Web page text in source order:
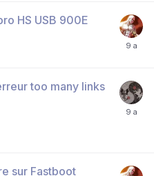
HS USB 900E
too many links
sur Fastboot